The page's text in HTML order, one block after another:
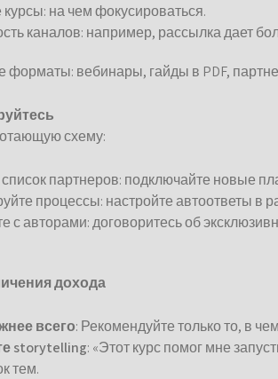
на чем фокусироваться.
каналов: например, рассылка дает
форматы: вебинары, гайды в PDF,
схему:
партнеров: подключайте новые
процессы: настройте автоответы в
с авторами: договоритесь об
дохода
всего: Рекомендуйте только то, в
storytelling: «Этот курс помог мне
тем.